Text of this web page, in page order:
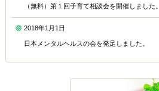
（無料）第１回子育て相談会を開催しました。
2018年1月1日
日本メンタルヘルスの会を発足しました。